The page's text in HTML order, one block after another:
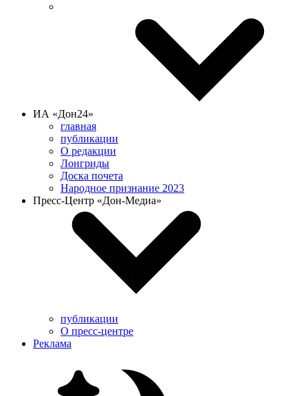
ИА «Дон24»
главная
публикации
О редакции
Лонгриды
Доска почета
Народное признание 2023
Пресс-Центр «Дон-Медиа»
публикации
О пресс-центре
Реклама